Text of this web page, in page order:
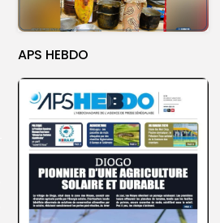
APS HEBDO